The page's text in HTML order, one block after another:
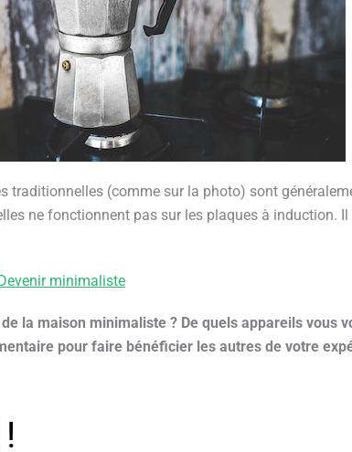
traditionnelles (comme sur la photo) sont
ne fonctionnent pas sur les plaques à induction.
minimaliste
la maison minimaliste ? De quels appareils vous
pour faire bénéficier les autres de votre